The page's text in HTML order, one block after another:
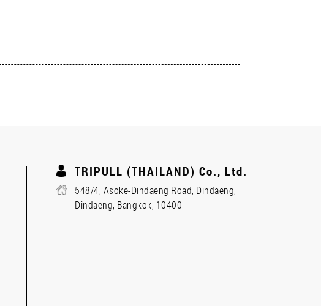
TRIPULL (THAILAND) Co., Ltd.
548/4, Asoke-Dindaeng Road, Dindaeng,
Dindaeng, Bangkok, 10400